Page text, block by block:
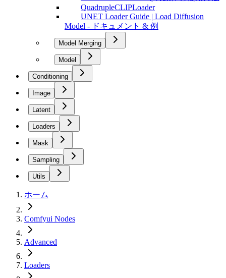
QuadrupleCLIPLoader
UNET Loader Guide | Load Diffusion
Model - ドキュメント & 例
Model Merging
Model
Conditioning
Image
Latent
Loaders
Mask
Sampling
Utils
ホーム
Comfyui Nodes
Advanced
Loaders